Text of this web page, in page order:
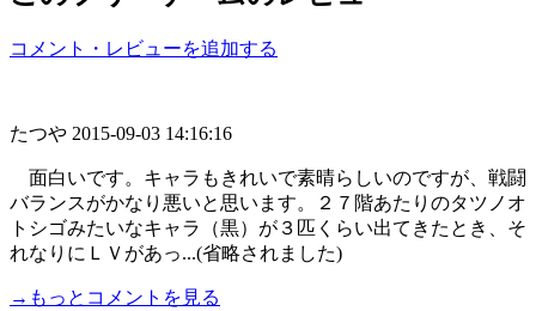
コメント・レビューを追加する
たつや 2015-09-03 14:16:16
面白いです。キャラもきれいで素晴らしいのですが、戦闘
バランスがかなり悪いと思います。２７階あたりのタツノオ
トシゴみたいなキャラ（黒）が３匹くらい出てきたとき、そ
れなりにＬＶがあっ...(省略されました)
→もっとコメントを見る